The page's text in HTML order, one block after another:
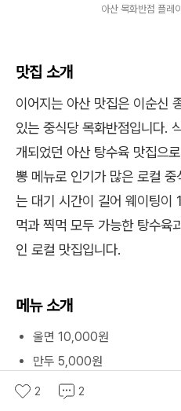
아산 목화반점 플레
맛집 소개
이어지는 아산 맛집은 이순신
있는 중식당 목화반점입니다.
개되었던 아산 탕수육 맛집으
뽕 메뉴로 인기가 많은 로컬 중
는 대기 시간이 길어 웨이팅이
먹과 찍먹 모두 가능한 탕수육
인 로컬 맛집입니다.
메뉴 소개
울면 10,000원
만두 5,000원
짬뽕밥 10,000원
2 2